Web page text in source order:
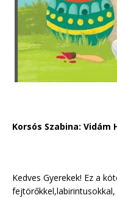
Korsós Szabina:
Kedves Gyerekek! Ez a